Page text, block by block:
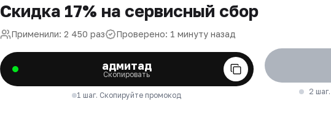
Скидка 17% на сервисный сбор
Применили: 2 450 раз Проверено: 1 минуту назад
адмитад
Скопировать
1 шаг. Скопируйте промокод
2